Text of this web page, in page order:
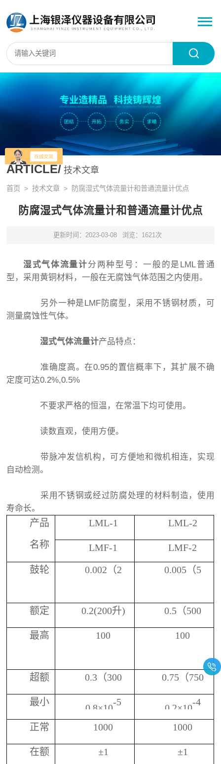
ARTICLE/ 技术文章
首页 >技术文章 > 防腐湿式气体流量计和普通流量计优点
防腐湿式气体流量计和普通流量计优点
更新时间：2023-03-08 浏览：1621次
湿式气体流量计分两种型号：一般的是LML普通
型，采用黄铜材料，一般在无腐蚀气体范围之内使用。
另外一种是LMF防腐型，采用不锈钢材质，可
测量腐蚀性气体。
湿式气体流量计产品特点：
准确度高。在0.95的置信概率下，其扩展不确
定度可达0.2%,0.5%
不要求严格的恒温，在常温下均可使用。
读数直观，使用方便。
带脉冲发信机构，可方便地和微机相连，实现
自动检测。
采用不锈钢或经过防腐处理的材料制造，使用
寿命长。
产品
型号
名称
及单位
LML-1 LML-2
LMF-1 LMF-2
鼓轮
3
0.002 （2
0.005（5
额定
流量
m3/h）
0.2(200升) 0.5（500
升）
最高
100 100
超额
流量
m3/h）
0.3（300
升）
0.75（750
升）
最小
刻度值
3
0. 8×10
-5
0. 2×10
-4
正常
压力值
pa）
1000 1000
在额
±1 ±1